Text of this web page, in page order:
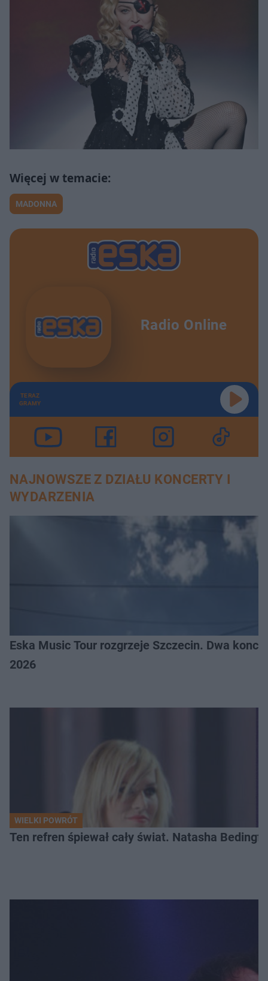
MADONNA
Radio Online
TERAZ
GRAMY
NAJNOWSZE Z DZIAŁU KONCERTY I
WYDARZENIA
Eska Music Tour rozgrzeje Szczecin. Dwa
2026
WIELKI POWRÓT
Ten refren śpiewał cały świat. Natasha